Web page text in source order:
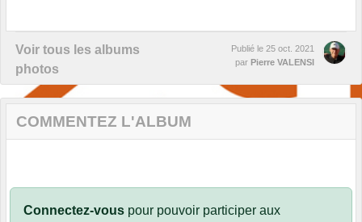
Voir tous les albums
photos
Publié le 25 oct. 2021
par Pierre VALENSI
COMMENTEZ L'ALBUM
Connectez-vous pour pouvoir participer aux